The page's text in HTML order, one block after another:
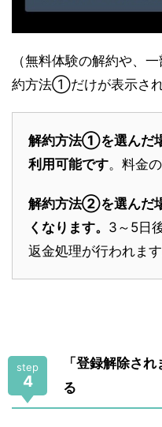
（無料体験の解約や、
約方法①だけが表示され
解約方法①を選んだ
利用可能です。料金
解約方法②を選んだ
くなります。 3～5日
返金処理が行われます
step
4
「登録解除さ
る